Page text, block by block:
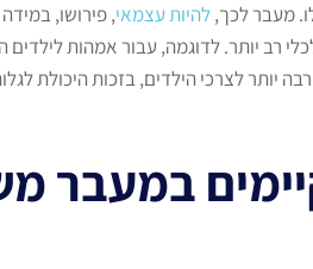
מעבר לכך,להיות עצמאי, פירושו,
רב יותר. לדוגמה, עבור אמהות
יותר לצרכי הילדים, בזכות היכולת
במעבר